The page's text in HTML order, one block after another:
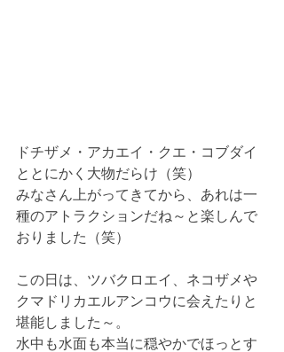
ドチザメ・アカエイ・クエ・コブダイ
ととにかく大物だらけ（笑）
みなさん上がってきてから、あれは一
種のアトラクションだね～と楽しんで
おりました（笑）
この日は、ツバクロエイ、ネコザメや
クマドリカエルアンコウに会えたりと
堪能しました～。
水中も水面も本当に穏やかでほっとす